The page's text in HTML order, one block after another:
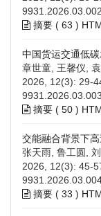
9931.2026.03.002
摘要 ( 63 )
中国货运交通低
章世童, 王馨仪,
2026, 12(3): 29-
9931.2026.03.003
摘要 ( 50 )
交能融合背景下
张天雨, 鲁工圆,
2026, 12(3): 45-
摘要 ( 33 )